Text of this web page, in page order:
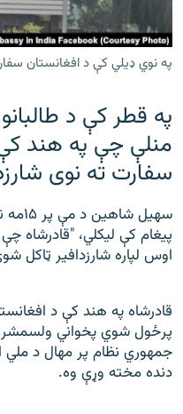
Gandhara
موږ وڅارئ
په نوي ډيلي کې د افغانستان
په قطر کې د
منلې چې په هند
سفارت ته نوی
سهيل
پیغام کې لیکلي، "قادرشاه
اوس لپاره شارزدافیر ټاکل
قادرشاه په هند کې د
پرځول شوي پخواني
جمهوري نظام پر مهال د ملي
دنده مخته وړې وه.